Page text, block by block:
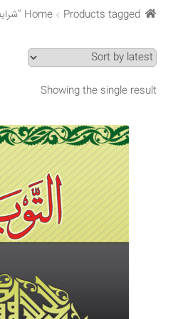
My account
Search Results
Shop
برگه نمونه
برگه نمونه
پرداخت
Home Products tagged “شرایط قبول توبه”
Showing the single result